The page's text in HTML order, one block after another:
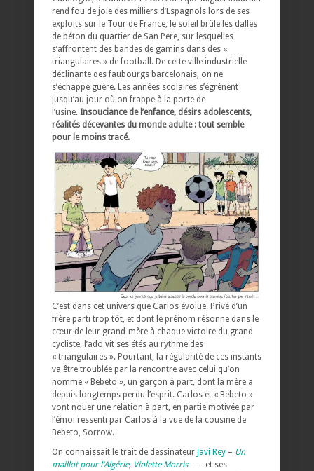
rend fou de joie des milliers d’Espagnols lors de ses
exploits sur le Tour de France, le soleil brûle les dalles
de béton du quartier de San Pere, sur lesquelles
s’affrontent des bandes de gamins dans des «
triangulaires » de football. De cette ville industrielle
déclinante des faubourgs barcelonais, on ne
s’échappe guère. Les années scolaires s’égrènent
jusqu’au jour où on frappe à la porte de
l’usine. Insouciance de l’enfance, désirs adolescents,
réalités décevantes du monde adulte : tout semble
pour le moins tracé.
C’est dans cet univers que Carlos évolue. Privé d’un
frère parti trop tôt, et dont le prénom résonne dans le
cœur de leur grand-mère à chaque victoire du grand
cycliste, l’ado vit ses étés au rythme des
« triangulaires ». Pourtant, la régularité de ces instants
va être troublée par la rencontre avec celui qu’on
nomme « Bebeto », un garçon à part, dont la mère a
depuis longtemps perdu l’esprit. Carlos et « Bebeto »
vont nouer une relation à part, en partie motivée par
l’émoi ressenti par Carlos à la vue de la cousine de
Bebeto, Sorrow.
On connaissait le trait de dessinateur Javi Rey – Un
maillot pour l’Algérie, Violette Morris… – et ses